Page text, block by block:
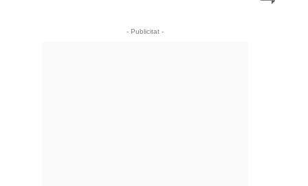
- Publicitat -